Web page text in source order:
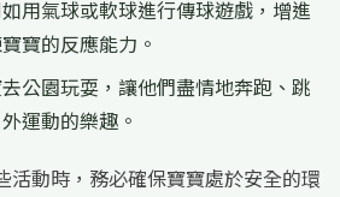
用氣球或軟球進行傳球遊戲，增進
寶的反應能力。
公園玩耍，讓他們盡情地奔跑、跳
運動的樂趣。
活動時，務必確保寶寶處於安全的環